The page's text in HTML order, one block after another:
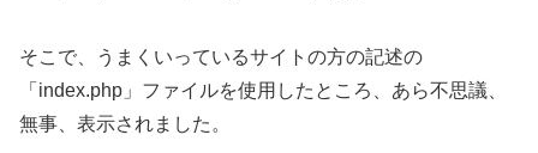
そこで、うまくいっているサイトの方の記述の
「index.php」ファイルを使用したところ、あら不思議、
無事、表示されました。